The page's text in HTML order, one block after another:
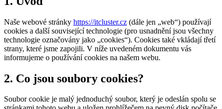
Naše webové stránky https://itcluster.cz (dále jen „web“) používají
cookies a další související technologie (pro usnadnění jsou všechny
technologie označovány jako „cookies“). Cookies také vkládají třetí
strany, které jsme zapojili. V níže uvedeném dokumentu vás
informujeme o používání cookies na našem webu.
2. Co jsou soubory cookies?
Soubor cookie je malý jednoduchý soubor, který je odeslán spolu se